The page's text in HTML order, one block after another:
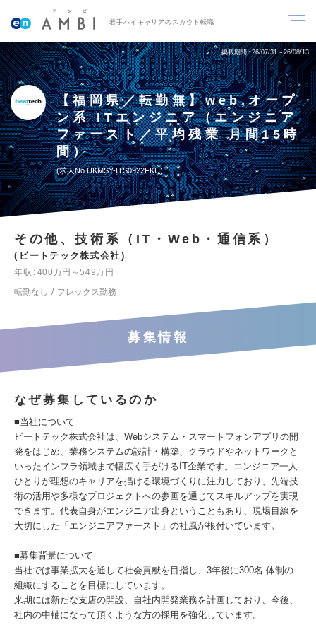
若手ハイキャリアのスカウト転職
掲載期間 26/07/31～26/08/13
【福岡県／転勤無】web,オープ
ン系 ITエンジニア（エンジニア
ファースト／平均残業 月間15時
間）
求人No.UKMSY-ITS0922FKU
その他、技術系（IT・Web・通信系）
ビートテック株式会社
年収
400万円～549万円
転勤なし
フレックス勤務
募集情報
なぜ募集しているのか
■当社について
ビートテック株式会社は、Webシステム・スマートフォンアプリの開
発をはじめ、業務システムの設計・構築、クラウドやネットワークと
いったインフラ領域まで幅広く手がけるIT企業です。エンジニア一人
ひとりが理想のキャリアを描ける環境づくりに注力しており、先端技
術の活用や多様なプロジェクトへの参画を通じてスキルアップを実現
できます。代表自身がエンジニア出身ということもあり、現場目線を
大切にした「エンジニアファースト」の社風が根付いています。
■募集背景について
当社では事業拡大を通して社会貢献を目指し、3年後に300名 体制の
組織にすることを目標にしています。
来期には新たな支店の開設、自社内開発業務を計画しており、今後、
社内の中軸になって頂くような方の採用を強化しています。